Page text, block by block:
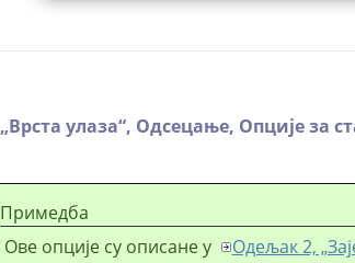
„Врста улаза“, Одсецање, Опције за
Примедба
Ове опције су описане у
Одељак 2,